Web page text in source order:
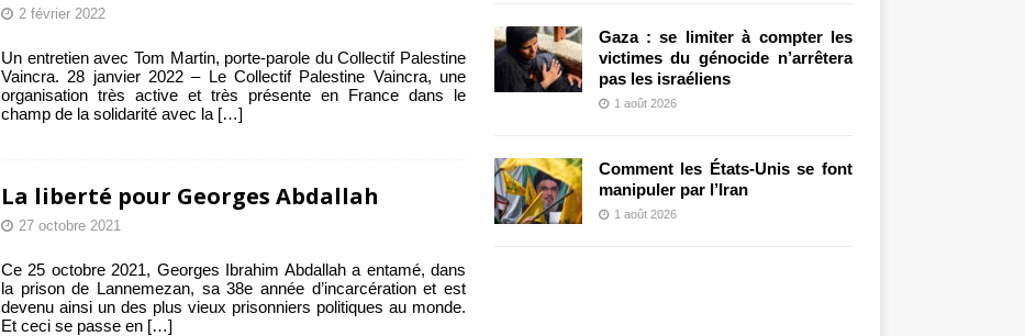
2 février 2022
Un entretien avec Tom Martin, porte-parole du Collectif Palestine
Vaincra. 28 janvier 2022 – Le Collectif Palestine Vaincra, une
organisation très active et très présente en France dans le
champ de la solidarité avec la […]
La liberté pour Georges Abdallah
27 octobre 2021
Ce 25 octobre 2021, Georges Ibrahim Abdallah a entamé, dans
la prison de Lannemezan, sa 38e année d’incarcération et est
devenu ainsi un des plus vieux prisonniers politiques au monde.
Et ceci se passe en […]
Gaza : se limiter à compter les
victimes du génocide n’arrêtera
pas les israéliens
1 août 2026
Comment les États-Unis se font
manipuler par l’Iran
1 août 2026